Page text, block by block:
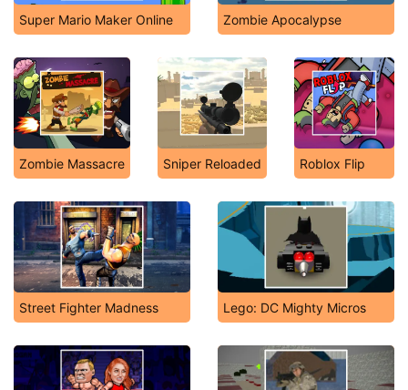
Super Mario Maker Online Zombie Apocalypse
Zombie Massacre Sniper Reloaded Roblox Flip
Street Fighter Madness Lego: DC Mighty Micros